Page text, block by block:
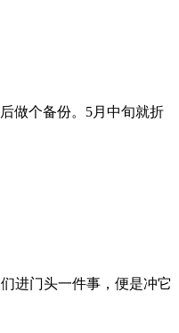
做个备份。5月中旬就折
进门头一件事，便是冲它